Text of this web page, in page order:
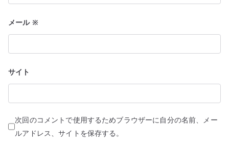
メール ※
サイト
次回のコメントで使用するためブラウザーに自分の名前、メー
ルアドレス、サイトを保存する。